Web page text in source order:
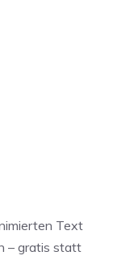
Text
– gratis statt